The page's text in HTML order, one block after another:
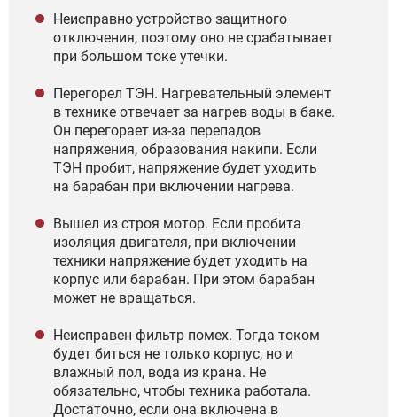
Неисправно устройство защитного
отключения, поэтому оно не срабатывает
при большом токе утечки.
Перегорел ТЭН. Нагревательный элемент
в технике отвечает за нагрев воды в баке.
Он перегорает из-за перепадов
напряжения, образования накипи. Если
ТЭН пробит, напряжение будет уходить
на барабан при включении нагрева.
Вышел из строя мотор. Если пробита
изоляция двигателя, при включении
техники напряжение будет уходить на
корпус или барабан. При этом барабан
может не вращаться.
Неисправен фильтр помех. Тогда током
будет биться не только корпус, но и
влажный пол, вода из крана. Не
обязательно, чтобы техника работала.
Достаточно, если она включена в